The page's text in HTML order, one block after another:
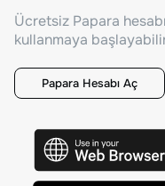
Ücretsiz Papara
kullanmaya
Papara Hesabı Aç